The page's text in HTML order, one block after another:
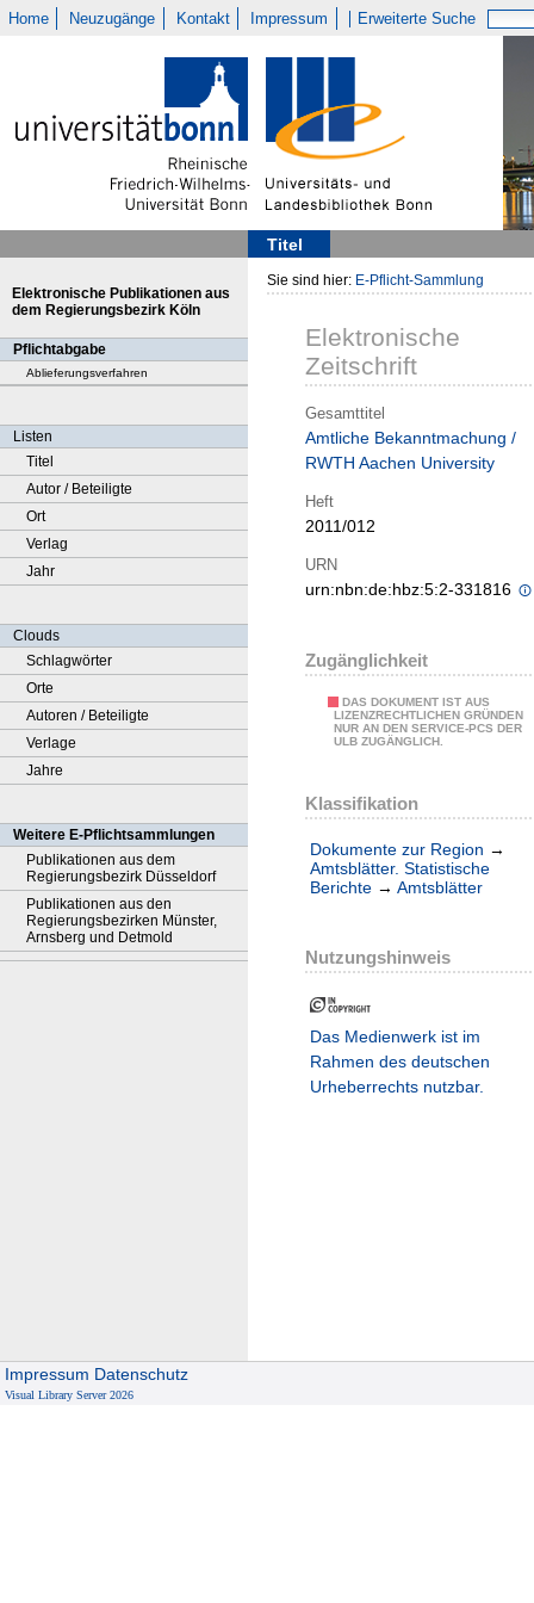
Home Neuzugänge Kontakt Impressum Erweiterte Suche
Titel
Elektronische Publikationen aus
dem Regierungsbezirk Köln
Pflichtabgabe
Ablieferungsverfahren
Listen
Titel
Autor / Beteiligte
Ort
Verlag
Jahr
Clouds
Schlagwörter
Orte
Autoren / Beteiligte
Verlage
Jahre
Weitere E-Pflichtsammlungen
Publikationen aus dem
Regierungsbezirk Düsseldorf
Publikationen aus den
Regierungsbezirken Münster,
Arnsberg und Detmold
Sie sind hier: E-Pflicht-Sammlung
Elektronische
Zeitschrift
Gesamttitel
Amtliche Bekanntmachung /
RWTH Aachen University
Heft
2011/012
URN
urn:nbn:de:hbz:5:2-331816
Zugänglichkeit
DAS DOKUMENT IST AUS
LIZENZRECHTLICHEN GRÜNDEN
NUR AN DEN SERVICE-PCS DER
ULB ZUGÄNGLICH.
Klassifikation
Dokumente zur Region →
Amtsblätter. Statistische
Berichte → Amtsblätter
Nutzungshinweis
Das Medienwerk ist im
Rahmen des deutschen
Urheberrechts nutzbar.
Impressum Datenschutz
Visual Library Server 2026